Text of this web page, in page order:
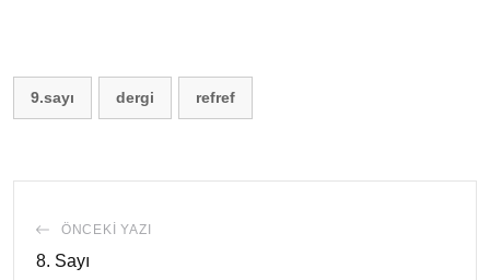
9.sayı dergi refref
ÖNCEKI YAZI
8. Sayı